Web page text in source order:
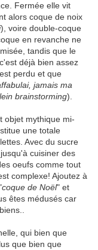
Fermée elle vit
alors coque de noix
), voire double-coque
en revanche ne
tandis que le
déjà bien assez
perdu et que
jamais ma
brainstorming).
objet mythique mi-
une totale
Avec du sucre
cuisiner des
oeufs comme tout
complexe! Ajoutez à
coque de Noël" et
êtes médusés car
qui bien que
que bien que